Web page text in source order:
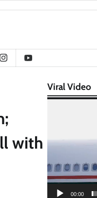
with
Viral Video
00:00